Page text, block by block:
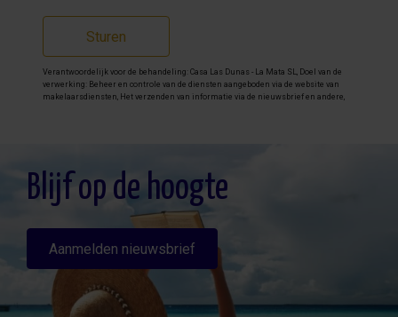
Sturen
Verantwoordelijk voor de behandeling: Casa Las Dunas - La Mata SL, Doel van de
verwerking: Beheer en controle van de diensten aangeboden via de website van
makelaarsdiensten, Het verzenden van informatie via de nieuwsbrief en andere,
gedetailleerde informatie over gegevensbescherming kan
geraadpleegd
Blijf op de hoogte
Aanmelden nieuwsbrief